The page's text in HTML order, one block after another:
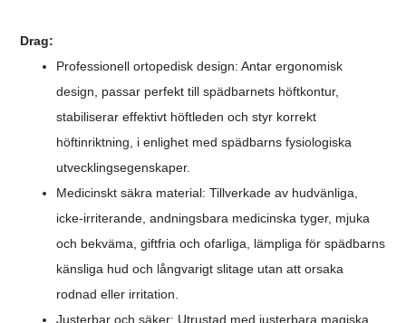
Drag:
Professionell ortopedisk design: Antar ergonomisk
design, passar perfekt till spädbarnets höftkontur,
stabiliserar effektivt höftleden och styr korrekt
höftinriktning, i enlighet med spädbarns fysiologiska
utvecklingsegenskaper.
Medicinskt säkra material: Tillverkade av hudvänliga,
icke-irriterande, andningsbara medicinska tyger, mjuka
och bekväma, giftfria och ofarliga, lämpliga för spädbarns
känsliga hud och långvarigt slitage utan att orsaka
rodnad eller irritation.
Justerbar och säker: Utrustad med justerbara magiska